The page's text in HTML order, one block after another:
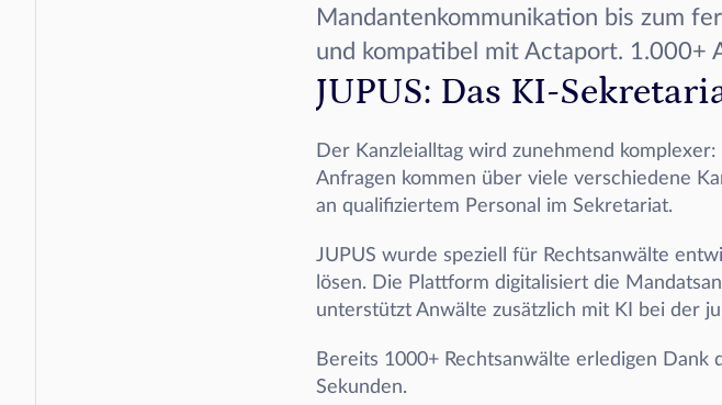
Mandantenkommunikation bis zum
und kompatibel mit Actaport. 1.000+
JUPUS: Das KI-
Der Kanzleialltag wird zunehmend
Anfragen kommen über viele verschiedene
an qualifiziertem Personal im Sekretariat.
JUPUS wurde speziell für Rechtsanwälte
lösen. Die Plattform digitalisiert die
unterstützt Anwälte zusätzlich mit KI bei der
Bereits 1000+ Rechtsanwälte erledigen Dank
Sekunden.